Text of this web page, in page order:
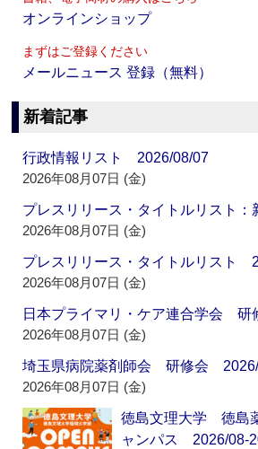
オンラインショップ
まずはご登録ください
メールニュース 登録（無料）
新着記事
行政情報リスト 2026/08/07
2026年08月07日 (金)
プレスリリース・タイトルリスト
2026年08月07日 (金)
プレスリリース・タイトルリスト
2026年08月07日 (金)
日本プライマリ・ケア連合学会
2026年08月07日 (金)
埼玉県病院薬剤師会 研修会
2026年08月07日 (金)
徳島文理大学 徳島
ャンパス 2026/08-